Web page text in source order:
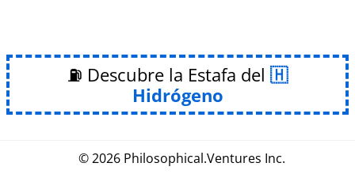
⛽ Descubre la Estafa del
Hidrógeno
© 2026 Philosophical.Ventures Inc.